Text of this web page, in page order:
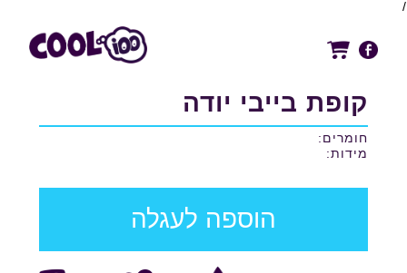
/
קופת בייבי יודה
חומרים:
מידות:
הוספה לעגלה